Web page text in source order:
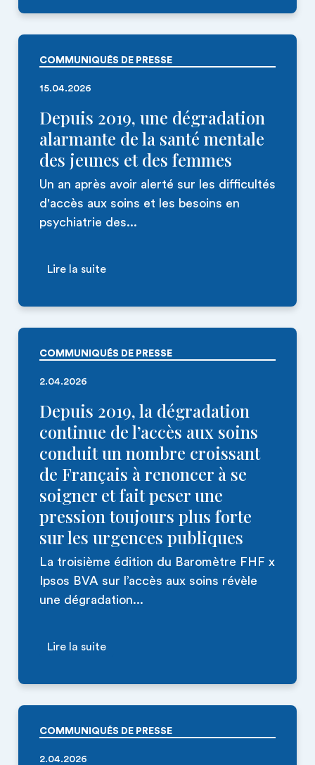
COMMUNIQUÉS DE PRESSE
15.04.2026
Depuis 2019, une dégradation
alarmante de la santé mentale
des jeunes et des femmes
Un an après avoir alerté sur les difficultés
d'accès aux soins et les besoins en
psychiatrie des...
Lire la suite
COMMUNIQUÉS DE PRESSE
2.04.2026
Depuis 2019, la dégradation
continue de l’accès aux soins
conduit un nombre croissant
de Français à renoncer à se
soigner et fait peser une
pression toujours plus forte
sur les urgences publiques
La troisième édition du Baromètre FHF x
Ipsos BVA sur l’accès aux soins révèle
une dégradation...
Lire la suite
COMMUNIQUÉS DE PRESSE
2.04.2026